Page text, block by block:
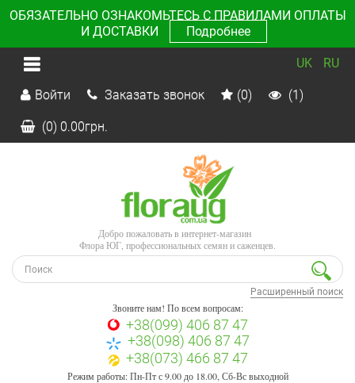
ОБЯЗАТЕЛЬНО ОЗНАКОМЬТЕСЬ С ПРАВИЛАМИ ОПЛАТЫ
И ДОСТАВКИ
Подробнее
UK RU
Войти Заказать звонок (0) (1)
(0) 0.00грн.
Добро пожаловать в интернет-магазин
Флора ЮГ, профессиональных семян и саженцев.
Расширенный поиск
Звоните нам! По всем вопросам:
+38(099) 406 87 47
+38(098) 406 87 47
+38(073) 466 87 47
Режим работы: Пн-Пт с 9.00 до 18.00, Сб-Вс выходной